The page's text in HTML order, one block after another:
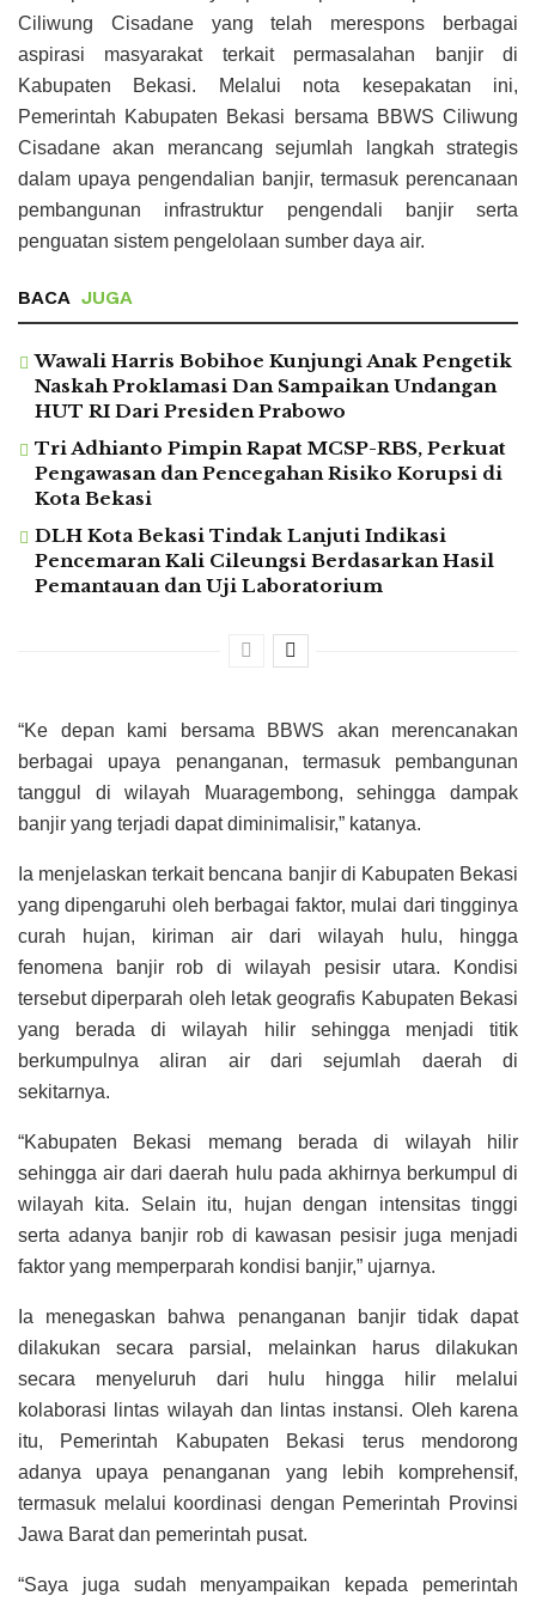
Ciliwung Cisadane yang telah merespons berbagai
aspirasi masyarakat terkait permasalahan banjir di
Kabupaten Bekasi. Melalui nota kesepakatan ini,
Pemerintah Kabupaten Bekasi bersama BBWS Ciliwung
Cisadane akan merancang sejumlah langkah strategis
dalam upaya pengendalian banjir, termasuk perencanaan
pembangunan infrastruktur pengendali banjir serta
penguatan sistem pengelolaan sumber daya air.
BACA JUGA
Wawali Harris Bobihoe Kunjungi Anak Pengetik
Naskah Proklamasi Dan Sampaikan Undangan
HUT RI Dari Presiden Prabowo
Tri Adhianto Pimpin Rapat MCSP-RBS, Perkuat
Pengawasan dan Pencegahan Risiko Korupsi di
Kota Bekasi
DLH Kota Bekasi Tindak Lanjuti Indikasi
Pencemaran Kali Cileungsi Berdasarkan Hasil
Pemantauan dan Uji Laboratorium
“Ke depan kami bersama BBWS akan merencanakan
berbagai upaya penanganan, termasuk pembangunan
tanggul di wilayah Muaragembong, sehingga dampak
banjir yang terjadi dapat diminimalisir,” katanya.
Ia menjelaskan terkait bencana banjir di Kabupaten Bekasi
yang dipengaruhi oleh berbagai faktor, mulai dari tingginya
curah hujan, kiriman air dari wilayah hulu, hingga
fenomena banjir rob di wilayah pesisir utara. Kondisi
tersebut diperparah oleh letak geografis Kabupaten Bekasi
yang berada di wilayah hilir sehingga menjadi titik
berkumpulnya aliran air dari sejumlah daerah di
sekitarnya.
“Kabupaten Bekasi memang berada di wilayah hilir
sehingga air dari daerah hulu pada akhirnya berkumpul di
wilayah kita. Selain itu, hujan dengan intensitas tinggi
serta adanya banjir rob di kawasan pesisir juga menjadi
faktor yang memperparah kondisi banjir,” ujarnya.
Ia menegaskan bahwa penanganan banjir tidak dapat
dilakukan secara parsial, melainkan harus dilakukan
secara menyeluruh dari hulu hingga hilir melalui
kolaborasi lintas wilayah dan lintas instansi. Oleh karena
itu, Pemerintah Kabupaten Bekasi terus mendorong
adanya upaya penanganan yang lebih komprehensif,
termasuk melalui koordinasi dengan Pemerintah Provinsi
Jawa Barat dan pemerintah pusat.
“Saya juga sudah menyampaikan kepada pemerintah